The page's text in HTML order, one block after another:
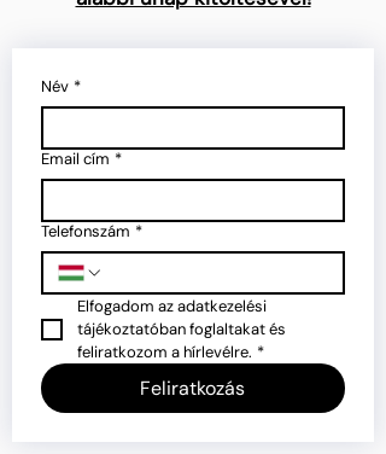
Név *
Email cím *
Telefonszám *
Elfogadom az adatkezelési
tájékoztatóban foglaltakat és
feliratkozom a hírlevélre. *
Feliratkozás